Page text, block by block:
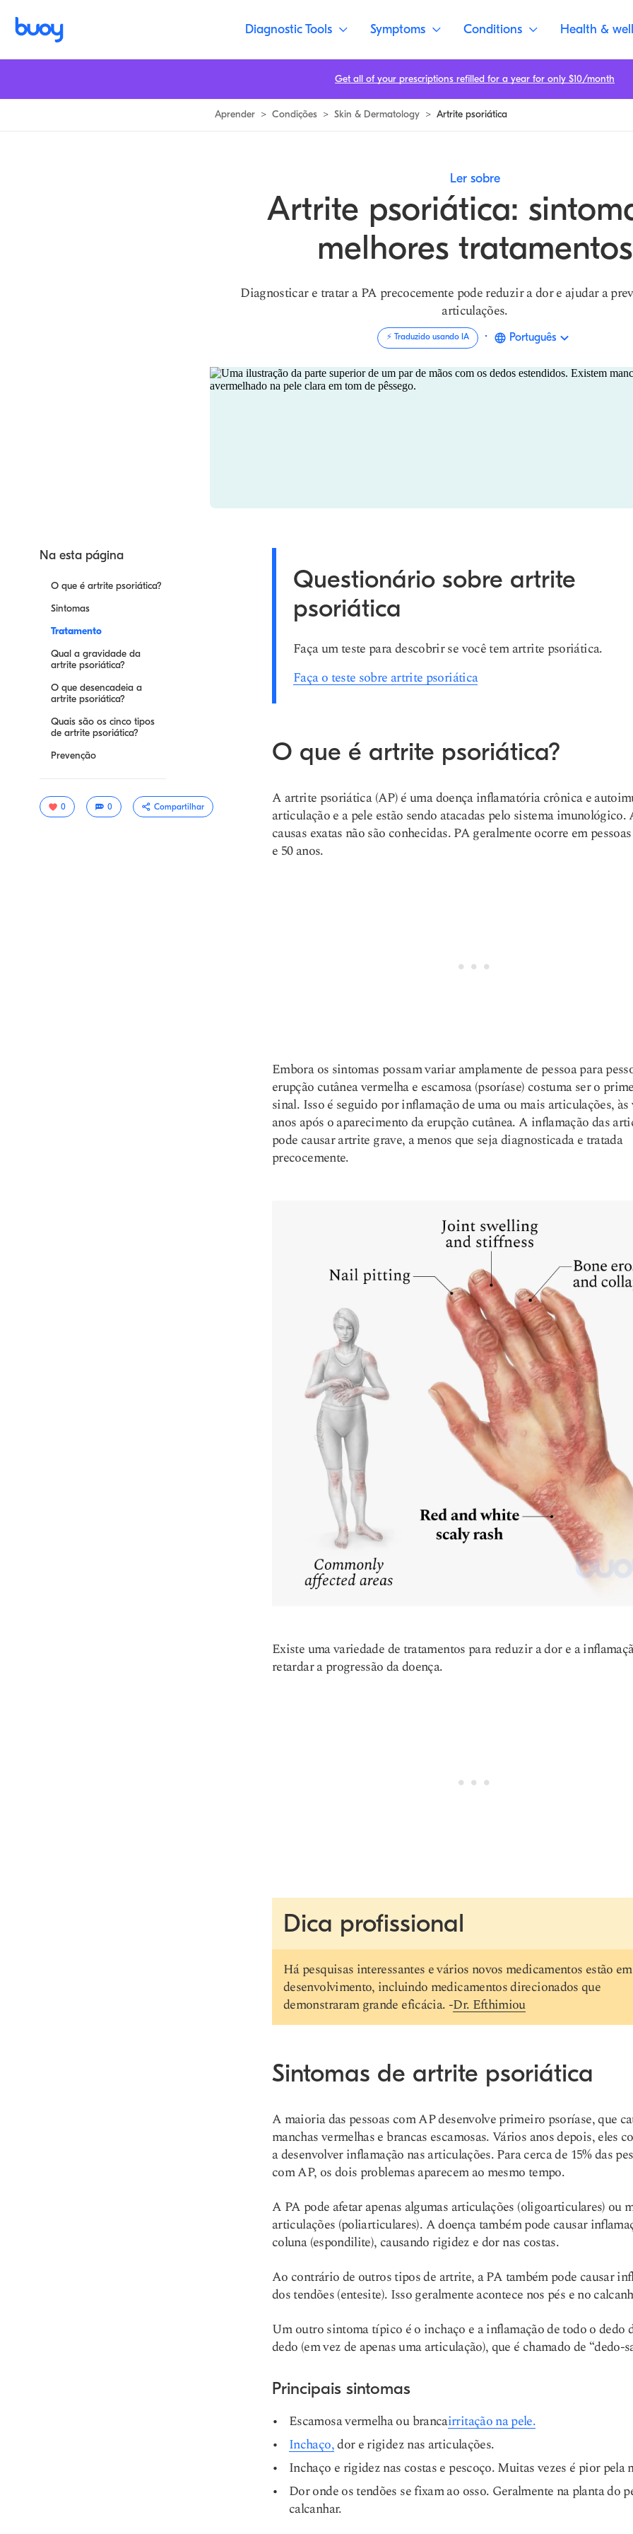
Diagnostic Tools Symptoms Conditions Health &
Aprender > Condições > Skin & Dermatology > Artrite psoriática
Ler sobre
Artrite psoriática:
melhores tratamentos
Diagnosticar e tratar a PA precocemente pode reduzir a dor e ajudar a
articulações.
⚡️ Traduzido usando IA · Português
Na esta página
O que é artrite psoriática?
Sintomas
Tratamento
Qual a gravidade da
artrite psoriática?
O que desencadeia a
artrite psoriática?
Quais são os cinco tipos
de artrite psoriática?
Prevenção
0 0 Compartilhar
Questionário sobre artrite
psoriática
Faça um teste para descobrir se você tem artrite psoriática.
Faça o teste sobre artrite psoriática
O que é artrite psoriática?
A artrite psoriática (AP) é uma doença inflamatória crônica e
articulação e a pele estão sendo atacadas pelo sistema imunológico.
causas exatas não são conhecidas. PA geralmente ocorre em
e 50 anos.
Embora os sintomas possam variar amplamente de pessoa para
erupção cutânea vermelha e escamosa (psoríase) costuma ser o
sinal. Isso é seguido por inflamação de uma ou mais articulações, às
anos após o aparecimento da erupção cutânea. A inflamação das
pode causar artrite grave, a menos que seja diagnosticada e tratada
precocemente.
Existe uma variedade de tratamentos para reduzir a dor e a
retardar a progressão da doença.
Dica profissional
Há pesquisas interessantes e vários novos medicamentos estão em
desenvolvimento, incluindo medicamentos direcionados que
demonstraram grande eficácia. -Dr. Efthimiou
Sintomas de artrite psoriática
A maioria das pessoas com AP desenvolve primeiro psoríase, que
manchas vermelhas e brancas escamosas. Vários anos depois, eles
a desenvolver inflamação nas articulações. Para cerca de 15% das
com AP, os dois problemas aparecem ao mesmo tempo.
A PA pode afetar apenas algumas articulações (oligoarticulares) ou
articulações (poliarticulares). A doença também pode causar
coluna (espondilite), causando rigidez e dor nas costas.
Ao contrário de outros tipos de artrite, a PA também pode causar
dos tendões (entesite). Isso geralmente acontece nos pés e no
Um outro sintoma típico é o inchaço e a inflamação de todo o dedo
dedo (em vez de apenas uma articulação), que é chamado de “dedo-
Principais sintomas
Escamosa vermelha ou brancairritação na pele.
Inchaço,dor e rigidez nas articulações.
Inchaço e rigidez nas costas e pescoço. Muitas vezes é pior pela
Dor onde os tendões se fixam ao osso. Geralmente na planta do
calcanhar.
Get all of your prescriptions refilled for a year for only $10/month